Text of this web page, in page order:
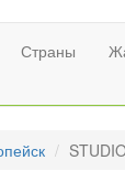
Страны